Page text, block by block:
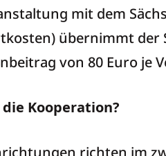
mit dem
übernimmt
von 80 Euro je
Kooperation?